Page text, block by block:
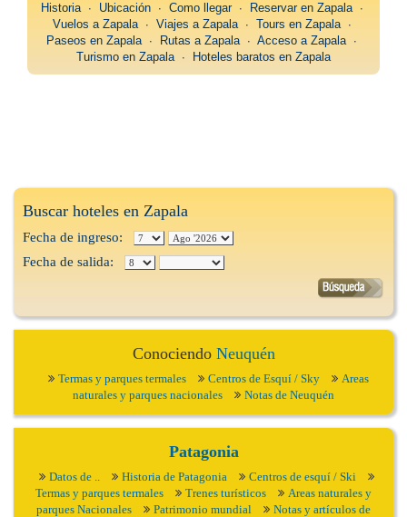
Historia∙ Ubicación∙ Como llegar∙ Reservar en Zapala∙
Vuelos a Zapala∙ Viajes a Zapala∙ Tours en Zapala∙
Paseos en Zapala∙ Rutas a Zapala∙ Acceso a Zapala∙
Turismo en Zapala∙ Hoteles baratos en Zapala
Buscar hoteles en Zapala
Fecha de ingreso:
Fecha de salida:
Conociendo Neuquén
Termas y parques termales Centros de Esquí / Sky
Areas
naturales y parques nacionales
Notas de Neuquén
Patagonia
Datos de .. Historia de Patagonia
Centros de esquí / Ski
Termas y parques termales
Trenes turísticos
Areas naturales y
parques Nacionales
Patrimonio mundial Notas y artículos de